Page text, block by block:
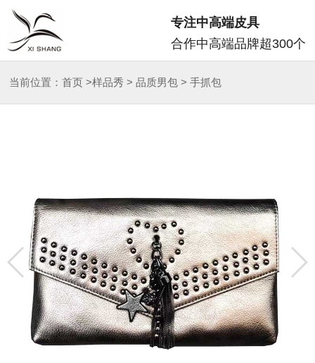
专注中高端皮具
合作中高端品牌超300个
当前位置：首页 >样品秀 >品质男包 >手抓包